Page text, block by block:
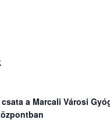
a Marcali Városi